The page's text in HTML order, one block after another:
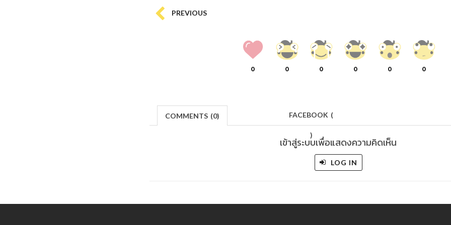
PREVIOUS
0 0 0 0 0 0
COMMENTS (0) FACEBOOK (
)
เข้าสู่ระบบเพื่อแสดงความคิดเห็น
LOG IN